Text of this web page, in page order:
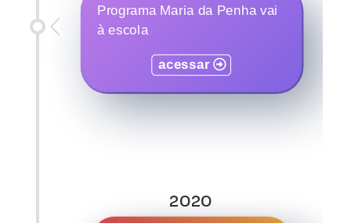
Programa Maria da Penha vai
à escola
acessar
2020